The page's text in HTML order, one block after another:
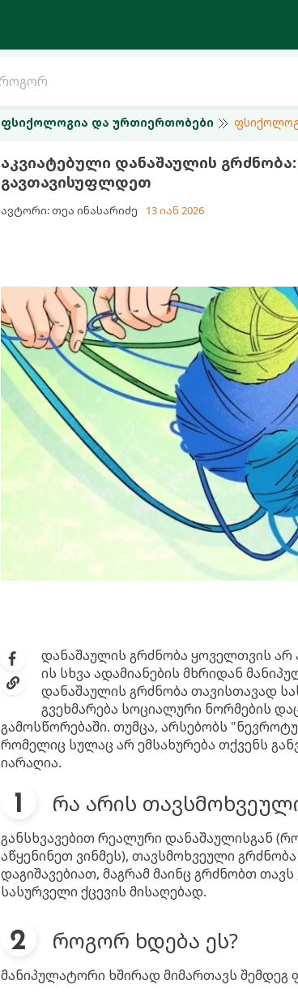
ფსიქოლოგია და ურთიერთობები
აკვიატებული დანაშაულის
გავთავისუფლდეთ
ავტორი: თეა ინასარიძე 13 იან 2026
დანაშაულის გრძნობა ყოველთვის არ
ის სხვა ადამიანების მხრიდან
დანაშაულის გრძნობა თავისთავად
გვეხმარება სოციალური ნორმების
გამოსწორებაში. თუმცა, არსებობს
რომელიც სულაც არ ემსახურება თქვენს
იარაღია.
რა არის
განსხვავებით რეალური დანაშაულისგან
აწყენინეთ ვინმეს), თავსმოხვეული
დაგიშავებიათ, მაგრამ მაინც გრძნობთ
სასურველი ქცევის მისაღებად.
როგორ ხდება ეს?
მანიპულატორი ხშირად მიმართავს შემდეგ